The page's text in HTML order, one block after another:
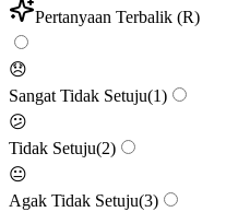
Pertanyaan Terbalik (R)
😞
Sangat Tidak Setuju(1)
😕
Tidak Setuju(2)
😐
Agak Tidak Setuju(3)